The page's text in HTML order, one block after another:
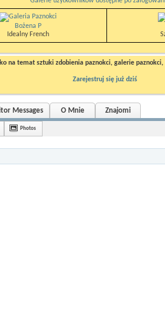
Bożena P
Idealny French
na temat sztuki zdobienia paznokci, galerie paznokci,
Zarejestruj się już dziś
Messages O Mnie Znajomi
Photos